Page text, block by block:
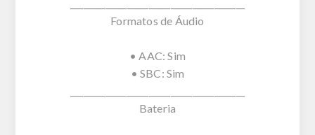
Formatos de Áudio
• AAC: Sim
• SBC: Sim
Bateria